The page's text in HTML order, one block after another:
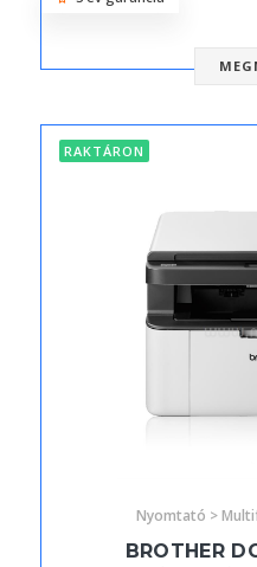
RAKTÁRON
Nyomtató >
BROTHER